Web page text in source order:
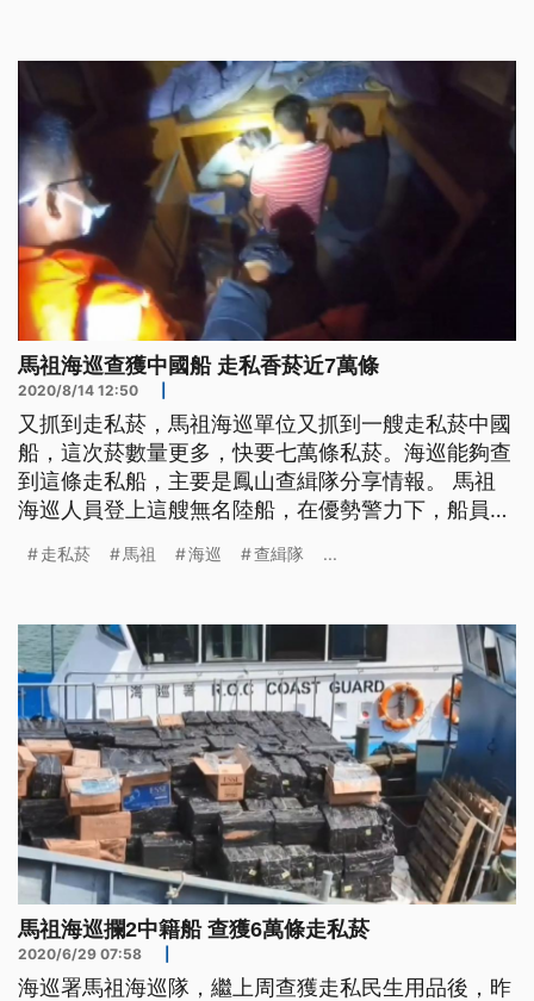
祖海巡隊隊長林志明表示，「經清點船上有1334箱
未稅香菸，是馬祖有史
馬祖海巡查獲中國船 走私香菸近7萬條
2020/8/14 12:50
又抓到走私菸，馬祖海巡單位又抓到一艘走私菸中國
船，這次菸數量更多，快要七萬條私菸。海巡能夠查
到這條走私船，主要是鳳山查緝隊分享情報。 馬祖
海巡人員登上這艘無名陸船，在優勢警力下，船員乖
祖海巡12日在東莒林幼嶼海域查獲一艘走私菸陸船，
祖海巡隊隊長林志明表示，「經清點船上有1334箱
未稅香菸，是馬祖有史
走私菸 馬祖 海巡 查緝隊 ...
馬祖海巡攔2中籍船 查獲6萬條走私菸
2020/6/29 07:58
海巡署馬祖海巡隊，繼上周查獲走私民生用品後，昨